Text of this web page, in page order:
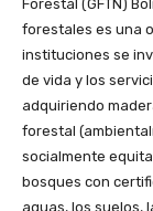
Forestal (GFTN)
forestales es una
instituciones se
de vida y los
adquiriendo
forestal
socialmente
bosques con
aguas, los suelos,